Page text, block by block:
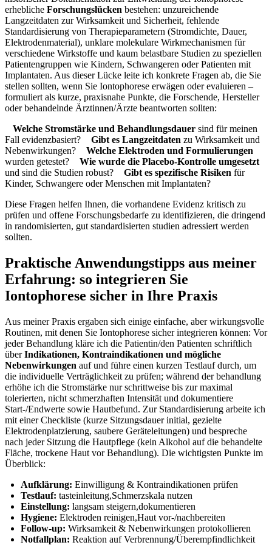
erhebliche‌ Forschungslücken bestehen: unzureichende
Langzeitdaten zur Wirksamkeit und⁣ Sicherheit,⁤ fehlende
Standardisierung von Therapieparametern ‌(Stromdichte, Dauer,⁣
Elektrodenmaterial),⁤ unklare molekulare Wirkmechanismen für
verschiedene Wirkstoffe und kaum belastbare Studien zu speziellen
Patientengruppen wie​ Kindern, Schwangeren oder Patienten mit
Implantaten. Aus dieser Lücke⁤ leite ich konkrete Fragen ab, die Sie
stellen sollten, wenn Sie Iontophorese erwägen oder evaluieren –
formuliert ⁢als kurze, praxisnahe Punkte, die Forschende, Hersteller
oder⁢ behandelnde Ärztinnen/Ärzte beantworten sollten:
Welche Stromstärke und Behandlungsdauersind für meinen
Fall evidenzbasiert?
Gibt es Langzeitdaten zu Wirksamkeit und
Nebenwirkungen?
Welche Elektroden⁣ und Formulierungen
wurden⁢ getestet?
Wie wurde⁤ die‍ Placebo‑Kontrolle⁤ umgesetzt
und sind die Studien ⁤robust?
Gibt es ⁢spezifische Risiken für
Kinder, Schwangere oder Menschen mit Implantaten?
Diese Fragen helfen Ihnen, die vorhandene Evidenz kritisch zu
prüfen und offene Forschungsbedarfe zu identifizieren, die dringend
in randomisierten, gut standardisierten studien adressiert werden⁣
sollten.
Praktische Anwendungstipps aus meiner
Erfahrung: so integrieren ⁤Sie
Iontophorese⁢ sicher in Ihre Praxis
Aus meiner Praxis ergaben sich einige einfache, aber wirkungsvolle
Routinen, mit denen Sie⁣ Iontophorese sicher integrieren können: Vor
jeder Behandlung kläre ich die Patientin/den Patienten‌ schriftlich
überIndikationen, Kontraindikationen und mögliche
Nebenwirkungen auf und führe einen kurzen Testlauf durch, ‌um
die‍ individuelle Verträglichkeit zu prüfen; während der behandlung
erhöhe ‌ich die Stromstärke‍ nur schrittweise bis​ zur maximal
tolerierten, nicht schmerzhaften Intensität und dokumentiere
Start‑/Endwerte sowie Hautbefund. Zur Standardisierung arbeite ich
mit einer ⁤Checkliste (kurze Sitzungsdauer ‌initial, gezielte
Elektrodenplatzierung, saubere Geräteleitungen) und bespreche
nach jeder Sitzung‍ die Hautpflege (kein Alkohol auf ​die‍ behandelte⁢
Fläche, ⁣trockene Haut vor Behandlung). Die‌ wichtigsten Punkte ‌im
Überblick:
Aufklärung: Einwilligung & Kontraindikationen⁢ prüfen
Testlauf: tasteinleitung,Schmerzskala nutzen
Einstellung: langsam ‌steigern,dokumentieren
Hygiene: Elektroden reinigen,Haut ⁢vor-/nachbereiten
Follow‑up: Wirksamkeit ⁣& Nebenwirkungen protokollieren
Notfallplan: Reaktion⁣ auf Verbrennung/Überempfindlichkeit